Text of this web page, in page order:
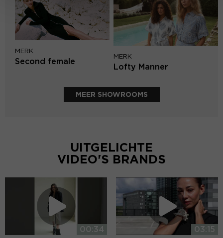
MERK
Second female
MERK
Lofty Manner
MEER SHOWROOMS
UITGELICHTE
VIDEO'S BRANDS
00:34
03:15